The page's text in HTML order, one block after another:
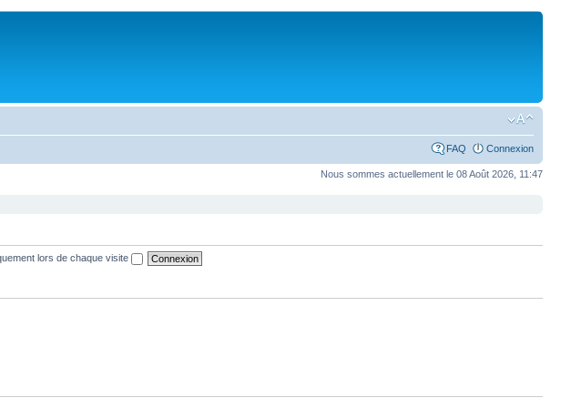
FAQ Connexion
Nous sommes actuellement le 08 Août 2026, 11:47
lors de chaque visite